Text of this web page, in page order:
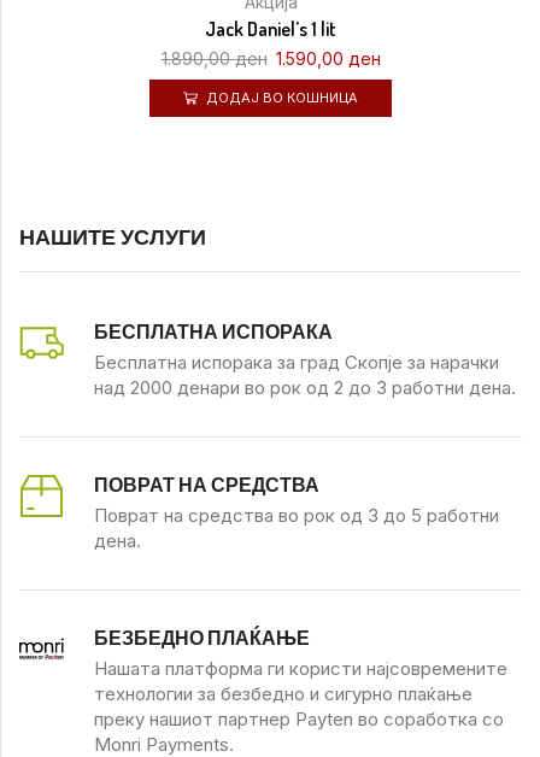
Jack Daniel’s 1 lit
1.890,00ден 1.590,00 ден
ДОДАЈ ВО КОШНИЦА
НАШИТЕ УСЛУГИ
БЕСПЛАТНА ИСПОРАКА
Бесплатна испорака за град Скопје за нарачки
над 2000 денари во рок од 2 до 3 работни дена.
ПОВРАТ НА СРЕДСТВА
Поврат на средства во рок од 3 до 5 работни
дена.
БЕЗБЕДНО ПЛАЌАЊЕ
Нашата платформа ги користи најсовремените
технологии за безбедно и сигурно плаќање
преку нашиот партнер Payten во соработка со
Monri Payments.